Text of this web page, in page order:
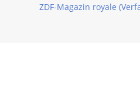
ZDF-Magazin royale